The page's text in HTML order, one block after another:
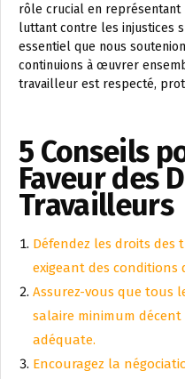
rôle crucial en
luttant contre les injustices
essentiel que nous
continuions à œuvrer
travailleur est respecté,
5 Conseils
Faveur des
Travailleurs
Défendez les droits
exigeant des conditions
Assurez-vous que tous
salaire minimum
adéquate.
Encouragez la